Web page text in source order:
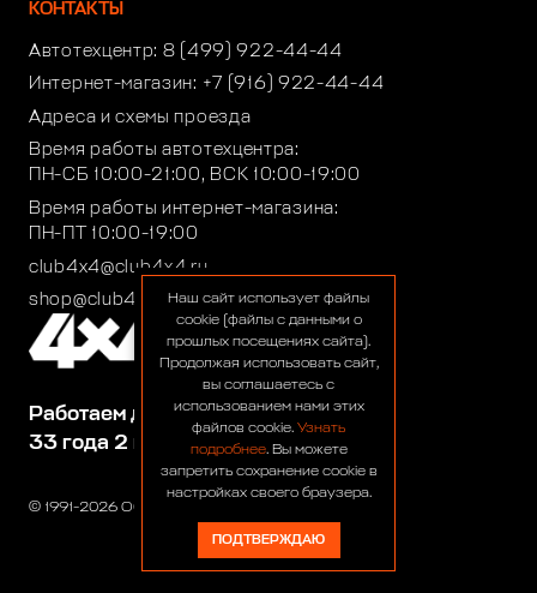
© 1991-2026 ООО «Сервис 4х4»
Работаем для вас:
33 года 2 месяца 25 дней
КОНТАКТЫ
Автотехцентр: 8 (499) 922-44-44
Интернет-магазин: +7 (916) 922-44-44
Адреса и схемы проезда
Время работы автотехцентра:
ПН-СБ 10:00-21:00, ВСК 10:00-19:00
Время работы интернет-магазина:
ПН-ПТ 10:00-19:00
club4x4@club4x4.ru
shop@club4x4.ruНаш сайт использует файлы
cookie (файлы с данными о
прошлых посещениях сайта).
Продолжая использовать сайт,
вы соглашаетесь с
использованием нами этих
файлов cookie. Узнать
подробнее. Вы можете
запретить сохранение cookie в
настройках своего браузера.
ПОДТВЕРЖДАЮ